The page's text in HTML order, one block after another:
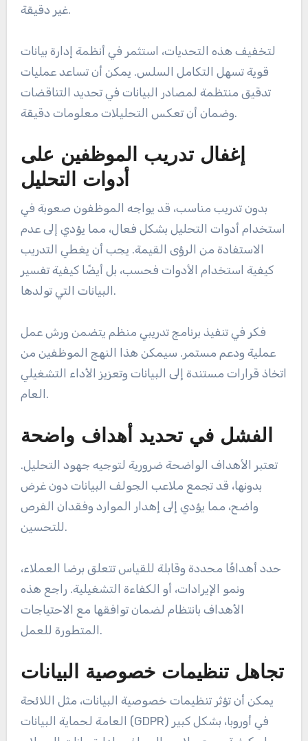
غير دقيقة.
لتخفيف هذه التحديات، استثمر في أنظمة إدارة بيانات
قوية تسهل التكامل السلس. يمكن أن تساعد عمليات
تدقيق منتظمة لمصادر البيانات في تحديد التناقضات
وضمان أن تعكس التحليلات معلومات دقيقة.
إغفال تدريب الموظفين على
أدوات التحليل
بدون تدريب مناسب، قد يواجه الموظفون صعوبة في
استخدام أدوات التحليل بشكل فعال، مما يؤدي إلى عدم
الاستفادة من الرؤى القيمة. يجب أن يغطي التدريب
كيفية استخدام الأدوات فحسب، بل أيضًا كيفية تفسير
البيانات التي تولدها.
فكر في تنفيذ برنامج تدريبي منظم يتضمن ورش عمل
عملية ودعم مستمر. سيمكن هذا النهج الموظفين من
اتخاذ قرارات مستندة إلى البيانات وتعزيز الأداء التشغيلي
العام.
الفشل في تحديد أهداف واضحة
تعتبر الأهداف الواضحة ضرورية لتوجيه جهود التحليل.
بدونها، قد تجمع ملاعب الجولف البيانات دون غرض
واضح، مما يؤدي إلى إهدار الموارد وفقدان الفرص
للتحسين.
حدد أهدافًا محددة وقابلة للقياس تتعلق برضا العملاء،
ونمو الإيرادات، أو الكفاءة التشغيلية. راجع هذه
الأهداف بانتظام لضمان توافقها مع الاحتياجات
المتطورة للعمل.
تجاهل تنظيمات خصوصية البيانات
يمكن أن تؤثر تنظيمات خصوصية البيانات، مثل اللائحة
العامة لحماية البيانات (GDPR) في أوروبا، بشكل كبير